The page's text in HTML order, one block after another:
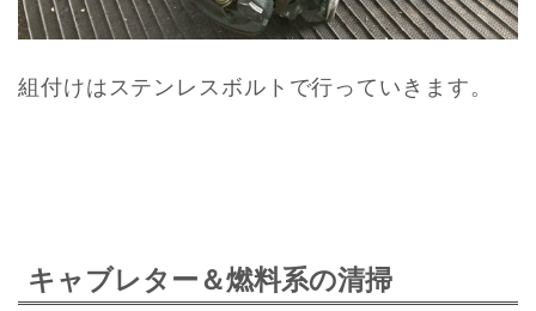
組付けはステンレスボルトで行っていきます。
キャブレター＆燃料系の清掃